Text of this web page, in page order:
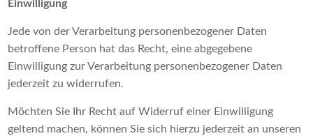
Einwilligung
Jede von der Verarbeitung personenbezogener Daten
betroffene Person hat das Recht, eine abgegebene
Einwilligung zur Verarbeitung personenbezogener Daten
jederzeit zu widerrufen.
Möchten Sie Ihr Recht auf Widerruf einer Einwilligung
geltend machen, können Sie sich hierzu jederzeit an unseren